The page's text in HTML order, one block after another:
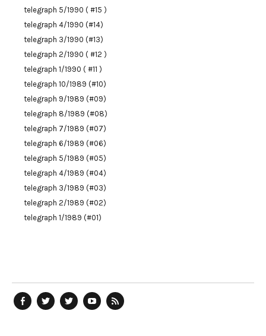
telegraph 5/1990 ( #15 )
telegraph 4/1990 (#14)
telegraph 3/1990 (#13)
telegraph 2/1990 ( #12 )
telegraph 1/1990 ( #11 )
telegraph 10/1989 (#10)
telegraph 9/1989 (#09)
telegraph 8/1989 (#08)
telegraph 7/1989 (#07)
telegraph 6/1989 (#06)
telegraph 5/1989 (#05)
telegraph 4/1989 (#04)
telegraph 3/1989 (#03)
telegraph 2/1989 (#02)
telegraph 1/1989 (#01)